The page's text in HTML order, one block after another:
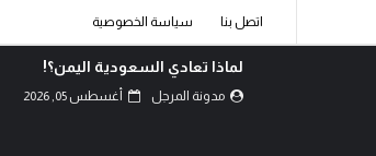
اتصل بنا سياسة الخصوصية
كربلاء.. انصال الكلمات..!
مدونة المرجل أغسطس 02, 2026